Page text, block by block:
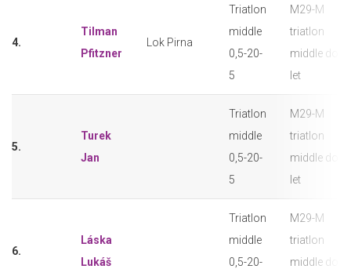
4.
Tilman
Pfitzner
Lok Pirna
Triatlon
middle
0,5-20-
5
M29-M
triatlon
middle do
let
5.
Turek
Jan
Triatlon
middle
0,5-20-
5
M29-M
triatlon
middle do
let
6.
Láska
Lukáš
Triatlon
middle
0,5-20-
M29-M
triatlon
middle do